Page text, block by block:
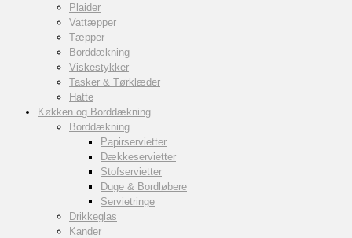
Plaider
Vattæpper
Tæpper
Borddækning
Viskestykker
Tasker & Tørklæder
Hatte
Køkken og Borddækning
Borddækning
Papirservietter
Dækkeservietter
Stofservietter
Duge & Bordløbere
Servietringe
Drikkeglas
Kander